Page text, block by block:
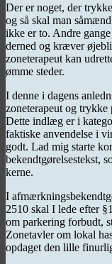
Der er noget, der
og så skal man
ikke er to. Andre
derned og kræver
zoneterapeut kan
ømme steder.
I denne i dagens
zoneterapeut og trykke
Dette indlæg er i
faktiske anvendelse i
godt. Lad mig starte
bekendtgørelsestekst,
kerne.
I
2510 skal I lede efter
om parkering forbudt,
Zonetavler om lokal
opdaget den lille